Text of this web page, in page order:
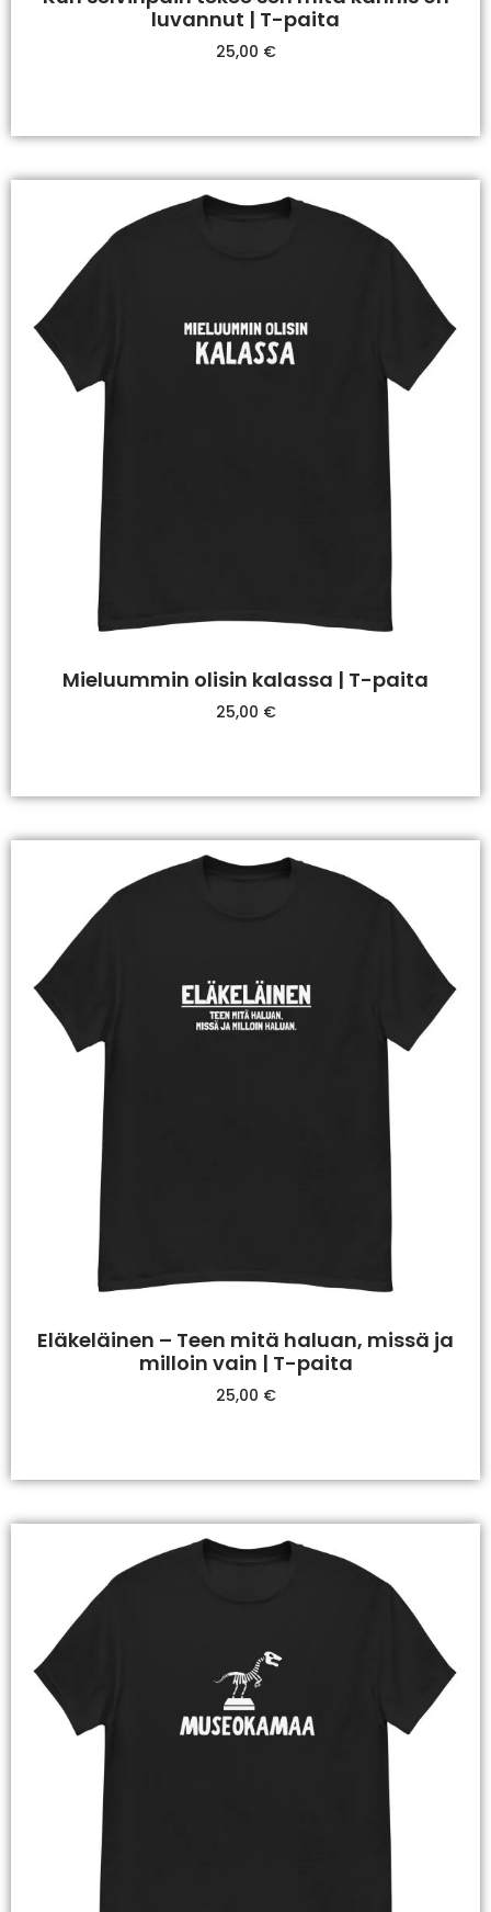
luvannut | T-paita
25,00 €
Mieluummin olisin kalassa | T-paita
25,00 €
Eläkeläinen – Teen mitä haluan, missä ja
milloin vain | T-paita
25,00 €